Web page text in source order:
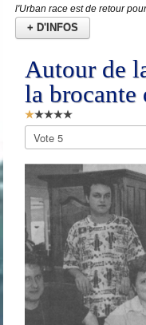
l'Urban race est de retour
+ D'INFOS
Autour de
la brocante
Vote
utilisateur:1/5
Veuillez
voter